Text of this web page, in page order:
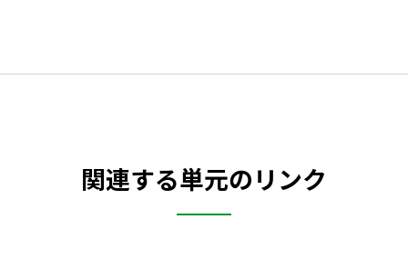
関連する単元のリンク